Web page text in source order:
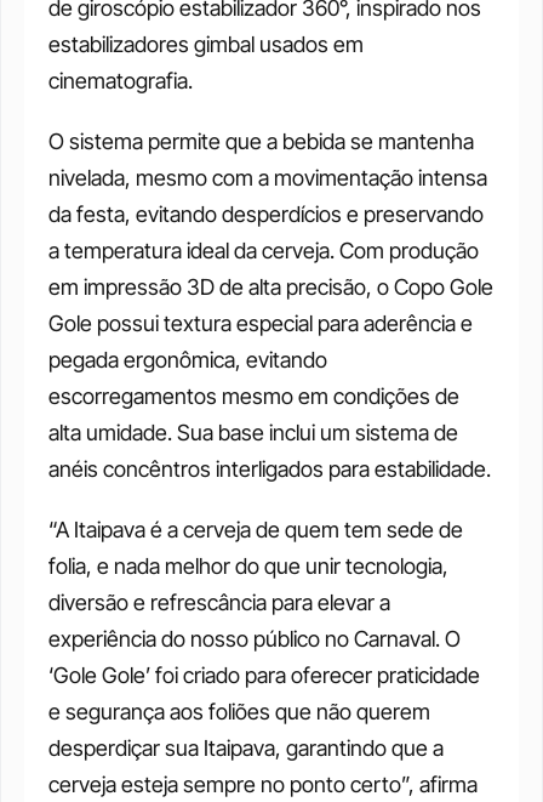
de giroscópio estabilizador 360°, inspirado nos
estabilizadores gimbal usados em
cinematografia.
O sistema permite que a bebida se mantenha
nivelada, mesmo com a movimentação intensa
da festa, evitando desperdícios e preservando
a temperatura ideal da cerveja. Com produção
em impressão 3D de alta precisão, o Copo Gole
Gole possui textura especial para aderência e
pegada ergonômica, evitando
escorregamentos mesmo em condições de
alta umidade. Sua base inclui um sistema de
anéis concêntros interligados para estabilidade.
“A Itaipava é a cerveja de quem tem sede de
folia, e nada melhor do que unir tecnologia,
diversão e refrescância para elevar a
experiência do nosso público no Carnaval. O
‘Gole Gole’ foi criado para oferecer praticidade
e segurança aos foliões que não querem
desperdiçar sua Itaipava, garantindo que a
cerveja esteja sempre no ponto certo”, afirma